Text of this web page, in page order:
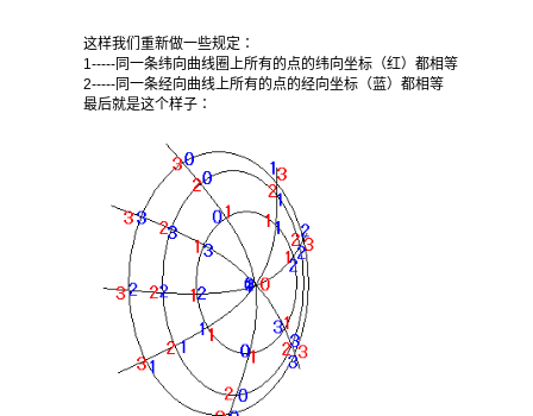
这样我们重新做一些规定：
1-----同一条纬向曲线圈上所有的点的纬向坐标（红）都相等
2-----同一条经向曲线上所有的点的经向坐标（蓝）都相等
最后就是这个样子：